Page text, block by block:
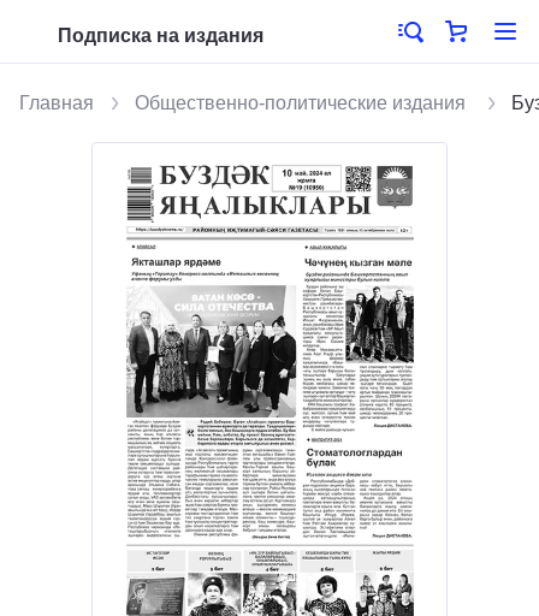
Подписка на издания
Главная Общественно-политические издания